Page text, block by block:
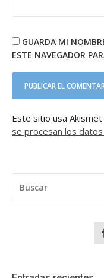
GUARDA MI
ESTE NAVEGADOR
Este sitio usa
se procesan los